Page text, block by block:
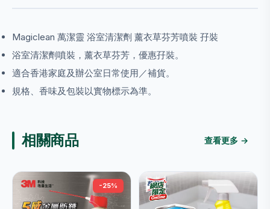
Magiclean 萬潔靈 浴室清潔劑 薰衣草芬芳噴裝 孖裝
浴室清潔劑噴裝，薰衣草芬芳，優惠孖裝。
適合香港家庭及辦公室日常使用／補貨。
規格、香味及包裝以實物標示為準。
相關商品 查看更多 →
-25%